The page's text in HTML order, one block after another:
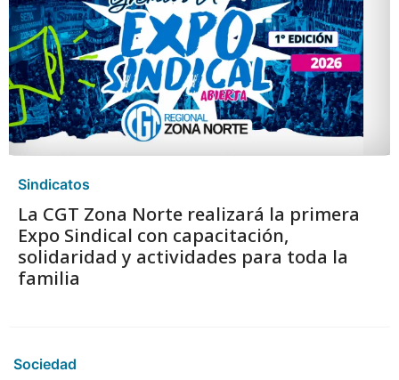
Sindicatos
La CGT Zona Norte realizará la primera
Expo Sindical con capacitación,
solidaridad y actividades para toda la
familia
Sociedad